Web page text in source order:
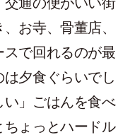
お寺、骨董店、
で回れるのが最
夕食ぐらいでし
い」ごはんを食べ
ょっとハードル